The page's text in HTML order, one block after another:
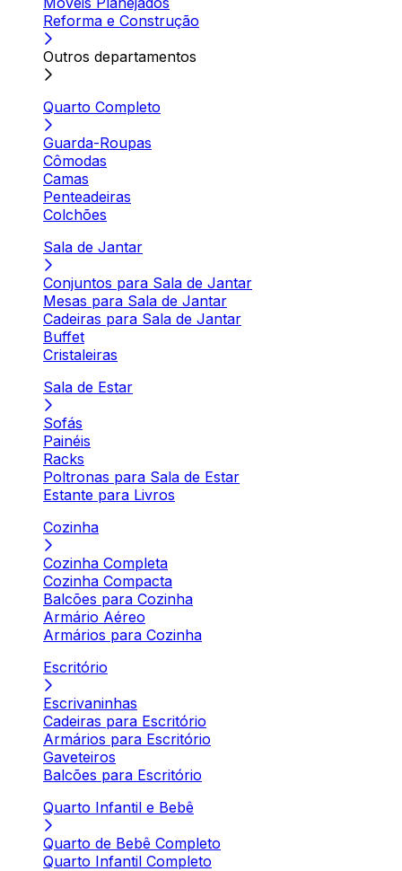
Reforma e Construção
Outros departamentos
Quarto Completo
Guarda-Roupas
Cômodas
Camas
Penteadeiras
Colchões
Sala de Jantar
Conjuntos para Sala de Jantar
Mesas para Sala de Jantar
Cadeiras para Sala de Jantar
Buffet
Cristaleiras
Sala de Estar
Sofás
Painéis
Racks
Poltronas para Sala de Estar
Estante para Livros
Cozinha
Cozinha Completa
Cozinha Compacta
Balcões para Cozinha
Armário Aéreo
Armários para Cozinha
Escritório
Escrivaninhas
Cadeiras para Escritório
Armários para Escritório
Gaveteiros
Balcões para Escritório
Quarto Infantil e Bebê
Quarto de Bebê Completo
Quarto Infantil Completo